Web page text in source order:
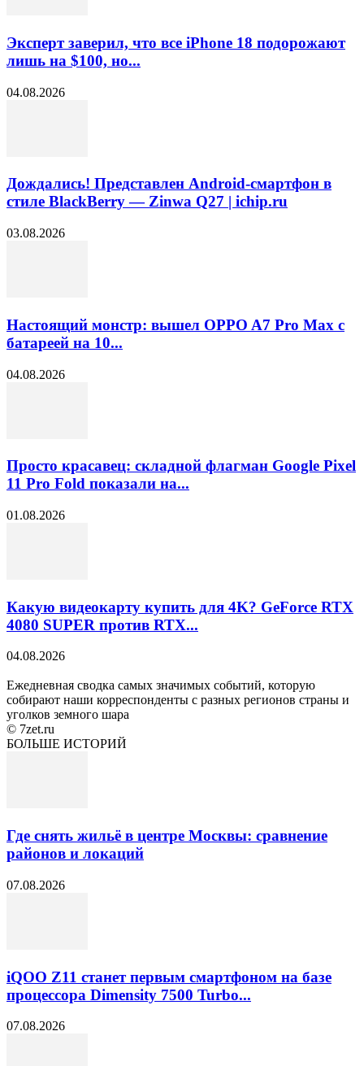
Эксперт заверил, что все iPhone 18 подорожают
лишь на $100, но...
04.08.2026
Дождались! Представлен Android-смартфон в
стиле BlackBerry — Zinwa Q27 | ichip.ru
03.08.2026
Настоящий монстр: вышел OPPO A7 Pro Max с
батареей на 10...
04.08.2026
Просто красавец: складной флагман Google Pixel
11 Pro Fold показали на...
01.08.2026
Какую видеокарту купить для 4K? GeForce RTX
4080 SUPER против RTX...
04.08.2026
Ежедневная сводка самых значимых событий, которую
собирают наши корреспонденты с разных регионов страны и
уголков земного шара
© 7zet.ru
БОЛЬШЕ ИСТОРИЙ
Где снять жильё в центре Москвы: сравнение
районов и локаций
07.08.2026
iQOO Z11 станет первым смартфоном на базе
процессора Dimensity 7500 Turbo...
07.08.2026